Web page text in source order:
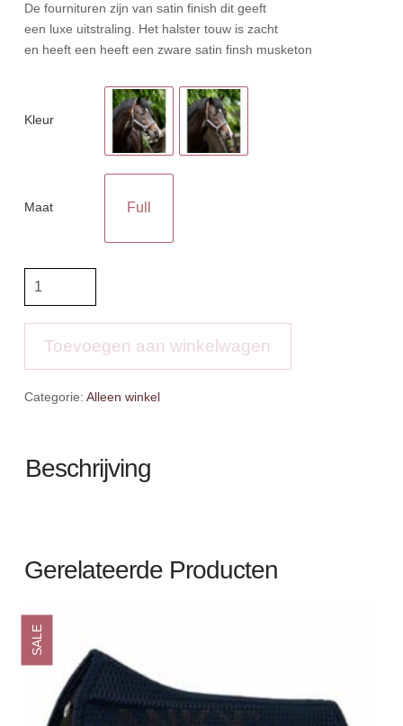
De fournituren zijn van satin finish dit geeft
een luxe uitstraling. Het halster touw is zacht
en heeft een heeft een zware satin finsh musketon
Kleur
Maat Full
VelvetToevoegen aan winkelwagen
Categorie: Alleen winkel
Beschrijving
Gerelateerde Producten
SALE